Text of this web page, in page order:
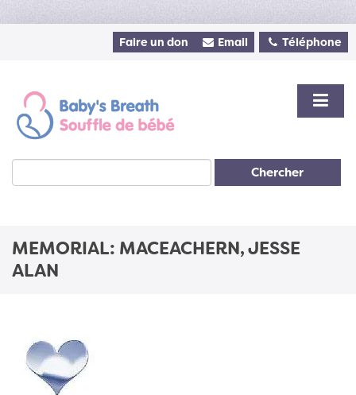
Faire un don Email Téléphone
Chercher
MEMORIAL: MACEACHERN, JESSE
ALAN